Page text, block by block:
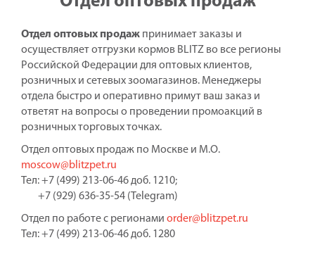
Отдел оптовых продаж принимает заказы и
осуществляет отгрузки кормов BLITZ во все регионы
Российской Федерации для оптовых клиентов,
розничных и сетевых зоомагазинов. Менеджеры
отдела быстро и оперативно примут ваш заказ и
ответят на вопросы о проведении промоакций в
розничных торговых точках.
Отдел оптовых продаж по Москве и М.О.
moscow@blitzpet.ru
Тел: +7 (499) 213-06-46 доб. 1210;
+7 (929) 636-35-54 (Telegram)
Отдел по работе с регионами order@blitzpet.ru
Тел: +7 (499) 213-06-46 доб. 1280